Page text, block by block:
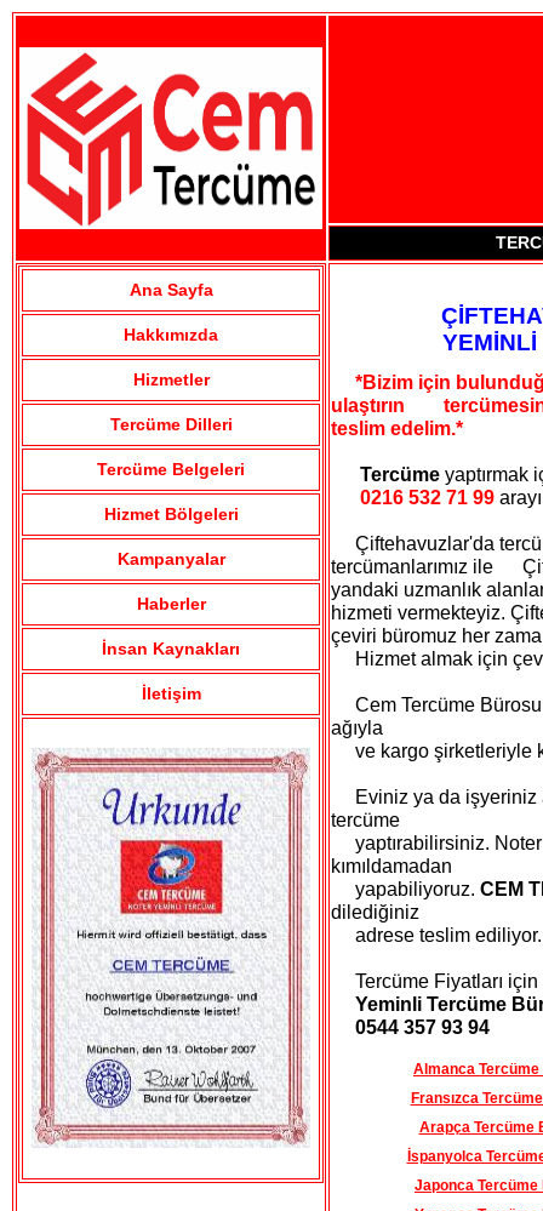
Ana Sayfa
Hakkımızda
Hizmetler
Tercüme Dilleri
Tercüme Belgeleri
Hizmet Bölgeleri
Kampanyalar
Haberler
İnsan Kaynakları
İletişim
*Bizim için
ulaştırın tercümesini
teslim edelim.*
Tercüme yaptırmak
0216 532 71 99
Çiftehavuzlar'da
tercümanlarımız ile
yandaki uzmanlık
hizmeti vermekteyiz.
çeviri büromuz her
Hizmet almak için
Cem Tercüme Bürosu
ağıyla
ve kargo şirketleriyle
Eviniz ya da işyeriniz
tercüme
yaptırabilirsiniz.
kımıldamadan
yapabiliyoruz. CEM
dilediğiniz
adrese teslim ediliyor.
Tercüme Fiyatları için
Yeminli Tercüme
0544 357 93 94
Almanca
Fransızca
Arapça Tercüme
İspanyolca
Japonca Tercüme